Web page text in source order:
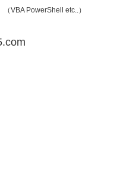
VBA PowerShell etc..）